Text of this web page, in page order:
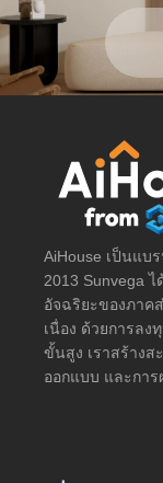
AiHouse เป็นแบ
2013 Sunvega
อัจฉริยะของภาค
เนื่อง ด้วยการลง
ขั้นสูง เราสร้างส
ออกแบบ และการ